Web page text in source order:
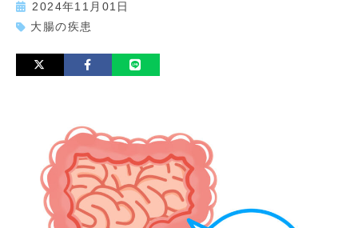
2024年11月01日
大腸の疾患